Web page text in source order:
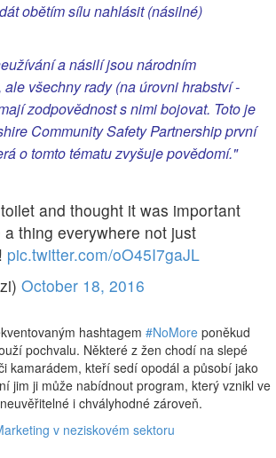
obětím sílu nahlásit (násilné)
a násilí jsou národním
ale všechny rady (na úrovni hrabství -
zodpovědnost s nimi bojovat. Toto je
Community Safety Partnership první
o tomto tématu zvyšuje povědomí."
and thought it was important
thing everywhere not just
pic.twitter.com/oO45I7gaJL
October 18, 2016
hashtagem #NoMore poněkud
pochvalu. Některé z žen chodí na slepé
kamarádem, kteří sedí opodál a působí jako
jim ji může nabídnout program, který vznikl ve
i chvályhodné zároveň.
v neziskovém sektoru